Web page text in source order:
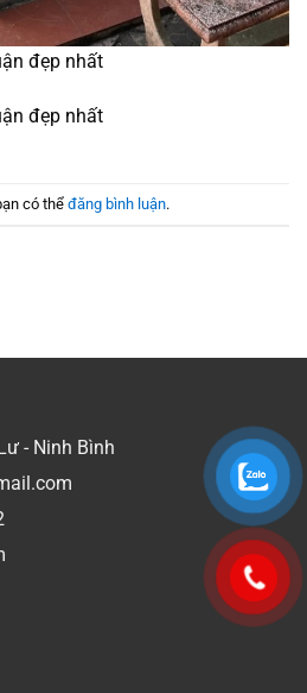
đẹp nhất
đẹp nhất
có thể đăng bình luận.
- Ninh Bình